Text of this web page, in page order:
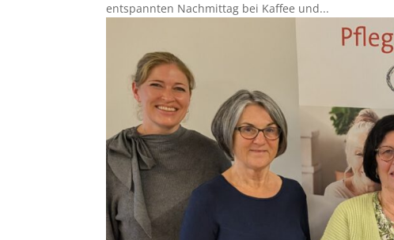
entspannten Nachmittag bei Kaffee und...